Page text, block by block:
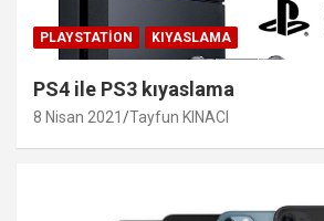
PLAYSTATION KIYASLAMA
PS4 ile PS3 kıyaslama
8 Nisan 2021 Tayfun KINACI